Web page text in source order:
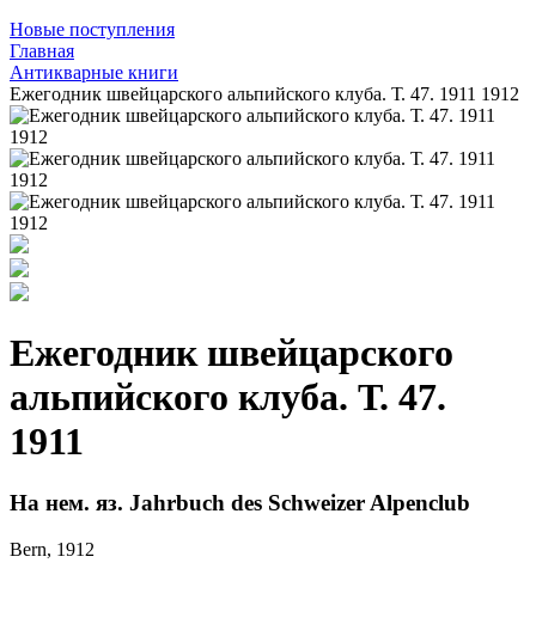
Новые поступления
Главная
Антикварные книги
Ежегодник швейцарского альпийского клуба. Т. 47. 1911 1912
Ежегодник швейцарского
альпийского клуба. Т. 47.
1911
На нем. яз. Jahrbuch des Schweizer Alpenclub
Bern, 1912